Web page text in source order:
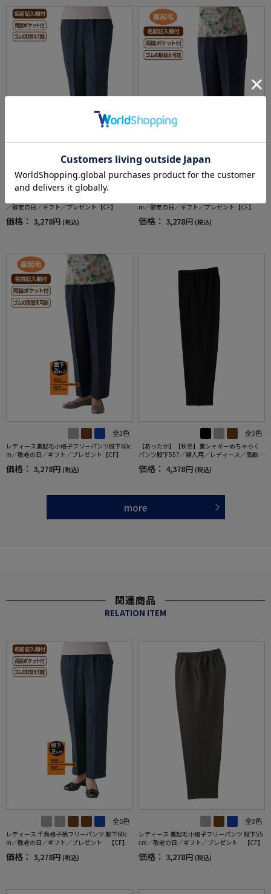
／敬老の日／ギフト／プレゼント【CF】
価格： 3,278円 (税込)
m／敬老の日／ギフト／プレゼント【CF】
価格： 3,278円 (税込)
全3色
レディース裏起毛小格子フリーパンツ股下60c
m／敬老の日／ギフト／プレゼント【CF】
価格： 3,278円 (税込)
全3色
【あったか】【秋冬】裏シャギーめちゃらく
パンツ股下55?／婦人用／レディース／高齢者
／シニア／名前記入欄付／両脇ポケット／ゴ
ムの取り換え可能／ギフト／プレゼント【C
価格： 4,378円 (税込)
more
関連商品
RELATION ITEM
全5色
レディース 千鳥格子柄フリーパンツ 股下60c
m／敬老の日／ギフト／プレゼント 【CF】
価格： 3,278円 (税込)
全3色
レディース 裏起毛小格子フリーパンツ 股下55
cm／敬老の日／ギフト／プレゼント 【CF】
価格： 3,278円 (税込)